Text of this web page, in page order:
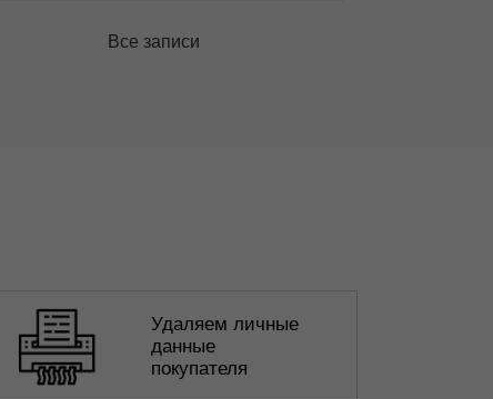
Все записи
Удаляем личные
данные
покупателя